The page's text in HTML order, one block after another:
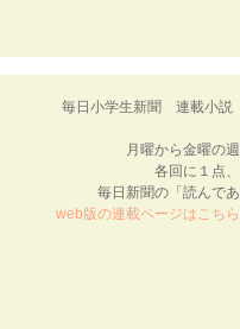
毎日小学生新聞 連載小
月曜から金曜の
各回に１点
毎日新聞の「読んで
web版の連載ページはこちら